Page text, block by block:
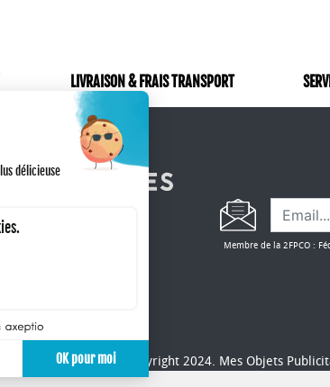
LIVRAISON & FRAIS TRANSPORT
Membre de la 2FPCO :
Copyright 2024. Mes Objets